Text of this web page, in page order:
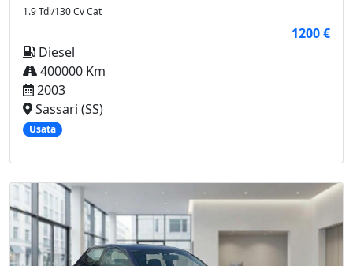
1.9 Tdi/130 Cv Cat
1200 €
Diesel
400000 Km
2003
Sassari (SS)
Usata